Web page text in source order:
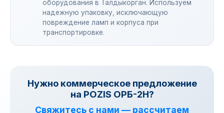
оборудования в Талдыкорган. Используем
надежную упаковку, исключающую
повреждение ламп и корпуса при
транспортировке.
Нужно коммерческое предложение
на POZIS ОРБ-2Н?
Свяжитесь с нами — рассчитаем